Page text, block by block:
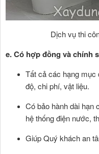
Dịch vụ thi
e. Có hợp đồng và chính
Tất cả các hạng mục
độ, chi phí, vật liệu.
Có bảo hành dài hạn
hệ thống điện nước,
Giúp Quý khách an